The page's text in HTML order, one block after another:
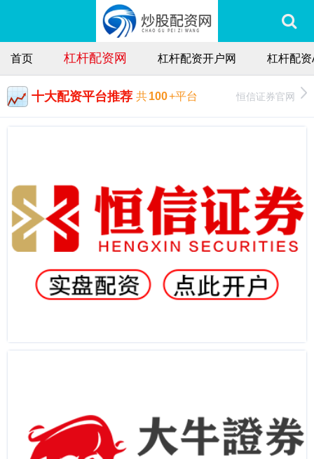
首页 杠杆配资网 杠杆配资开户网 杠杆配资
十大配资平台推荐 共100+平台 恒信证券官网